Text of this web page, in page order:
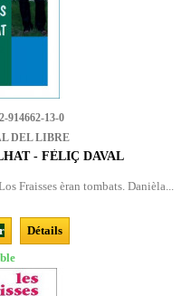
914662-13-0
DEL LIBRE
- FÈLIÇ DAVAL
Fraisses èran tombats. Danièla...
Détails